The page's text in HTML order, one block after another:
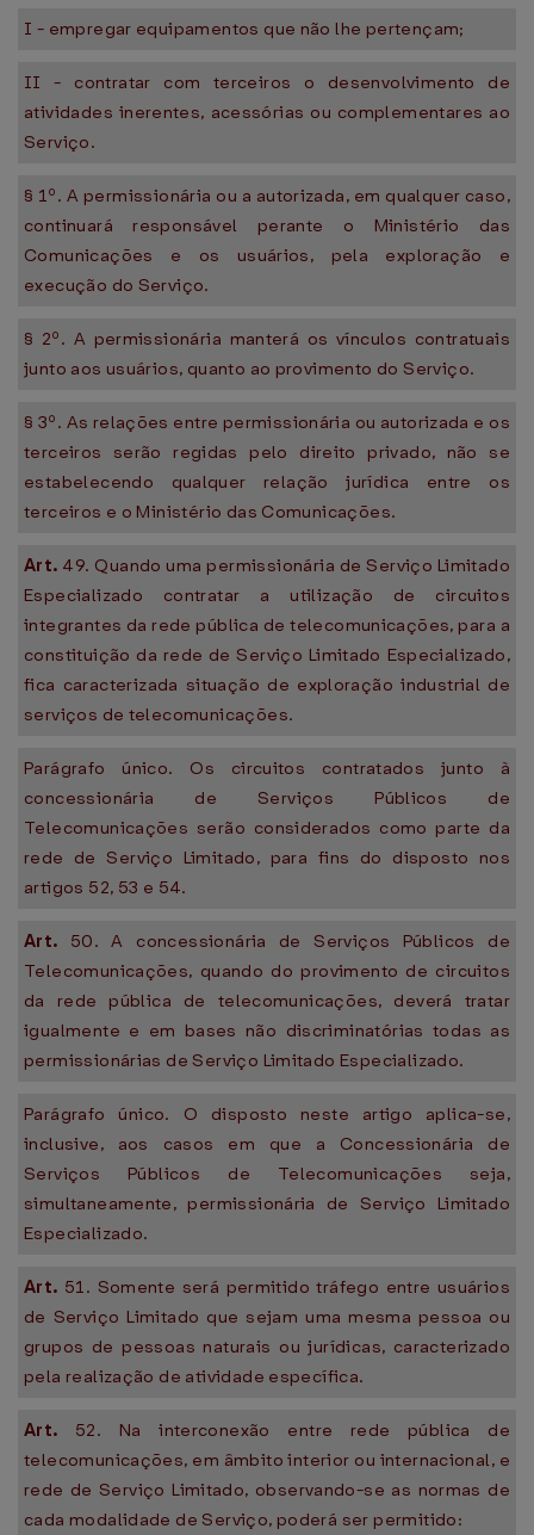
I - empregar equipamentos que não lhe pertençam;
II - contratar com terceiros o desenvolvimento de
atividades inerentes, acessórias ou complementares ao
Serviço.
§ 1º. A permissionária ou a autorizada, em qualquer caso,
continuará responsável perante o Ministério das
Comunicações e os usuários, pela exploração e
execução do Serviço.
§ 2º. A permissionária manterá os vínculos contratuais
junto aos usuários, quanto ao provimento do Serviço.
§ 3º. As relações entre permissionária ou autorizada e os
terceiros serão regidas pelo direito privado, não se
estabelecendo qualquer relação jurídica entre os
terceiros e o Ministério das Comunicações.
Art. 49. Quando uma permissionária de Serviço Limitado
Especializado contratar a utilização de circuitos
integrantes da rede pública de telecomunicações, para a
constituição da rede de Serviço Limitado Especializado,
fica caracterizada situação de exploração industrial de
serviços de telecomunicações.
Parágrafo único. Os circuitos contratados junto à
concessionária de Serviços Públicos de
Telecomunicações serão considerados como parte da
rede de Serviço Limitado, para fins do disposto nos
artigos 52, 53 e 54.
Art. 50. A concessionária de Serviços Públicos de
Telecomunicações, quando do provimento de circuitos
da rede pública de telecomunicações, deverá tratar
igualmente e em bases não discriminatórias todas as
permissionárias de Serviço Limitado Especializado.
Parágrafo único. O disposto neste artigo aplica-se,
inclusive, aos casos em que a Concessionária de
Serviços Públicos de Telecomunicações seja,
simultaneamente, permissionária de Serviço Limitado
Especializado.
Art. 51. Somente será permitido tráfego entre usuários
de Serviço Limitado que sejam uma mesma pessoa ou
grupos de pessoas naturais ou jurídicas, caracterizado
pela realização de atividade específica.
Art. 52. Na interconexão entre rede pública de
telecomunicações, em âmbito interior ou internacional, e
rede de Serviço Limitado, observando-se as normas de
cada modalidade de Serviço, poderá ser permitido: